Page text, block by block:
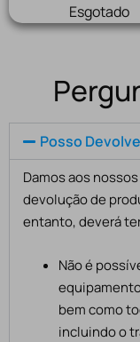
Esgotado
Posso
Damos aos
devolução de
entanto, deverá
Não é
bem como
incluindo o